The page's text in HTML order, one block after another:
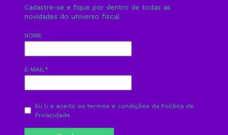
Cadastre-se e fique por dentro de todas as
novidades do universo fiscal
NOME
E-MAIL*
Eu li e aceito os termos e condições da Política de
Privacidade